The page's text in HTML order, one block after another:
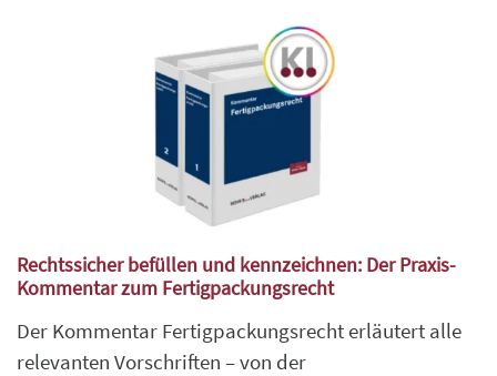
Rechtssicher befüllen und kennzeichnen: Der Praxis-
Kommentar zum Fertigpackungsrecht
Der Kommentar Fertigpackungsrecht erläutert alle
relevanten Vorschriften – von der